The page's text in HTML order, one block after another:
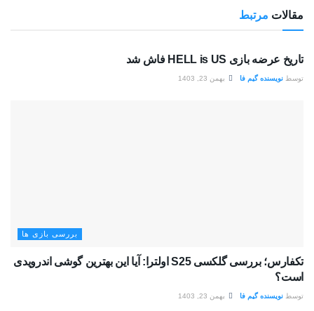
مقالات مرتبط
تاریخ عرضه بازی HELL is US فاش شد
توسط نویسنده گیم فا بهمن 23, 1403
بررسی بازی ها
تکفارس؛ بررسی گلکسی S25 اولترا: آیا این بهترین گوشی اندرویدی
است؟
توسط نویسنده گیم فا بهمن 23, 1403